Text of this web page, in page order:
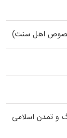
اهل سنت)
و تمدن اسلامی